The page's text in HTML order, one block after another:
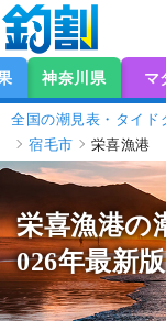
神奈川県 マ
全国の潮見表・タイド
宿毛市
栄喜漁港
栄喜漁港の
026年最新